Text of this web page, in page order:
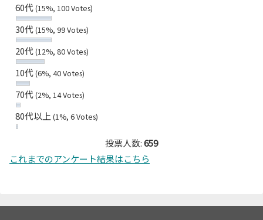
60代(15%, 100 Votes)
30代(15%, 99 Votes)
20代(12%, 80 Votes)
10代(6%, 40 Votes)
70代(2%, 14 Votes)
80代以上 (1%, 6 Votes)
投票人数:659
これまでのアンケート結果はこちら